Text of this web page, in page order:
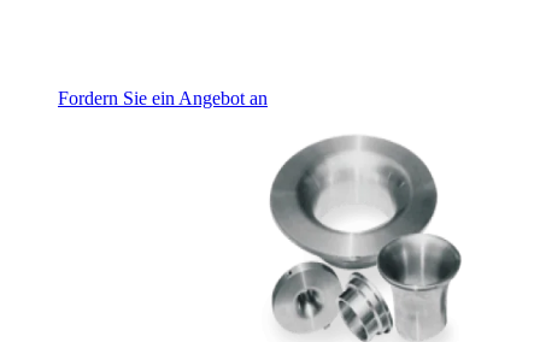
Fordern Sie ein Angebot an